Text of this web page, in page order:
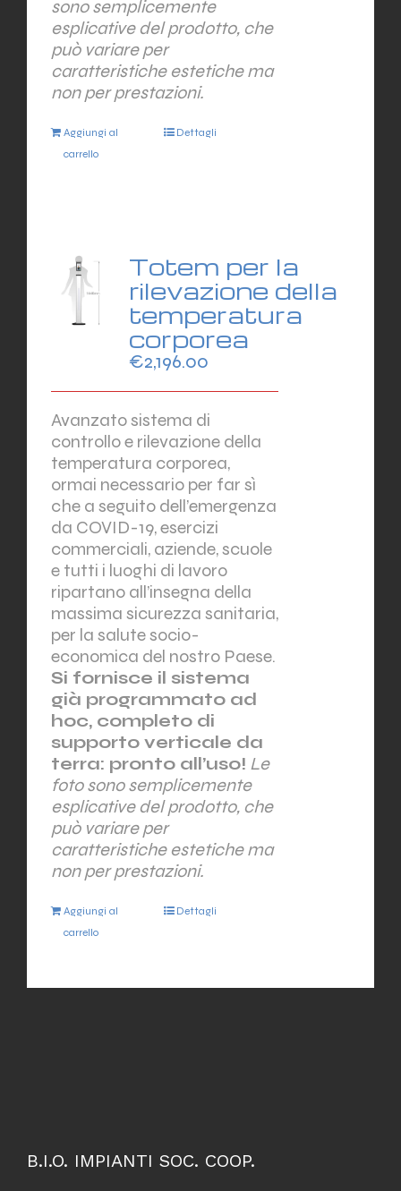
sono semplicemente
esplicative del prodotto, che
può variare per
caratteristiche estetiche ma
non per prestazioni.
Aggiungi al
carrello
Dettagli
Totem per la
rilevazione della
temperatura
corporea
€2,196.00
Avanzato sistema di
controllo e rilevazione della
temperatura corporea,
ormai necessario per far sì
che a seguito dell’emergenza
da COVID-19, esercizi
commerciali, aziende, scuole
e tutti i luoghi di lavoro
ripartano all’insegna della
massima sicurezza sanitaria,
per la salute socio-
economica del nostro Paese.
Si fornisce il sistema
già programmato ad
hoc, completo di
supporto verticale da
terra: pronto all’uso! Le
foto sono semplicemente
esplicative del prodotto, che
può variare per
caratteristiche estetiche ma
non per prestazioni.
Aggiungi al
carrello
Dettagli
B.I.O. IMPIANTI SOC. COOP.